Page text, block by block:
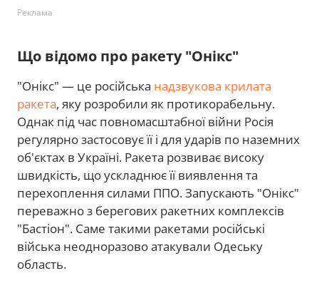
Реклама
Що відомо про ракету "Онікс"
"Онікс" — це російська надзвукова крилата
ракета, яку розробили як протикорабельну.
Однак під час повномасштабної війни Росія
регулярно застосовує її і для ударів по наземних
об'єктах в Україні. Ракета розвиває високу
швидкість, що ускладнює її виявлення та
перехоплення силами ППО. Запускають "Онікс"
переважно з берегових ракетних комплексів
"Бастіон". Саме такими ракетами російські
війська неодноразово атакували Одеську
область.